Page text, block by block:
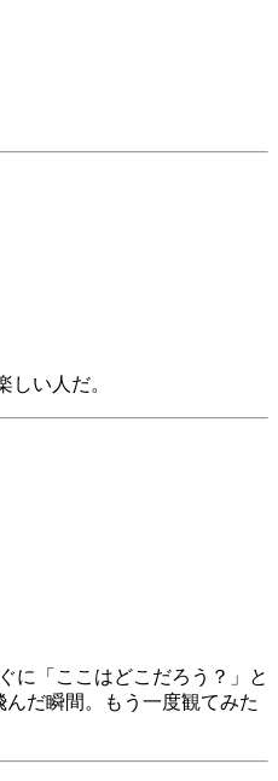
い人だ。
に「ここはどこだろう？」と
だ瞬間。もう一度観てみた